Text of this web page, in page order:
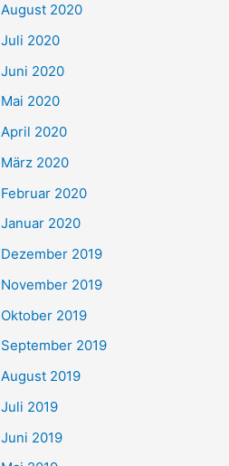
August 2020
Juli 2020
Juni 2020
Mai 2020
April 2020
März 2020
Februar 2020
Januar 2020
Dezember 2019
November 2019
Oktober 2019
September 2019
August 2019
Juli 2019
Juni 2019